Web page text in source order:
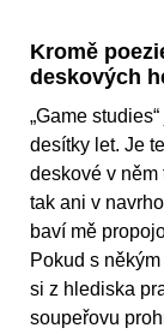
Kromě
deskových
„Game
desítky let. Je
deskové v něm
tak ani v
baví mě
Pokud s
si z hlediska
soupeřovu